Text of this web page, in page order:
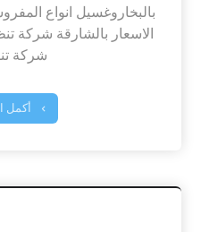
بالبخاروغسيل انواع
الاسعار بالشارقة شركة
شركة
أكمل